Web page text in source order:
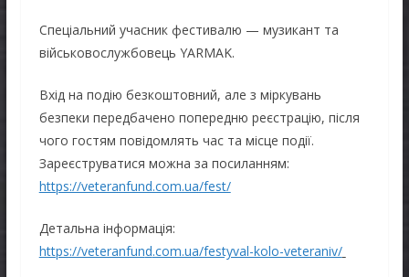
Спеціальний учасник фестивалю — музикант та
військовослужбовець YARMAK.
Вхід на подію безкоштовний, але з міркувань
безпеки передбачено попередню реєстрацію, після
чого гостям повідомлять час та місце події.
Зареєструватися можна за посиланням:
https://veteranfund.com.ua/fest/
Детальна інформація:
https://veteranfund.com.ua/festyval-kolo-veteraniv/